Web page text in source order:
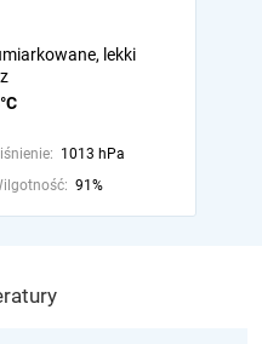
lekki
1013 hPa
91%